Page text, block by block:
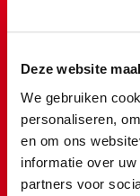
Deze website
We gebruiken
personaliseren,
en om ons
informatie over
partners voor